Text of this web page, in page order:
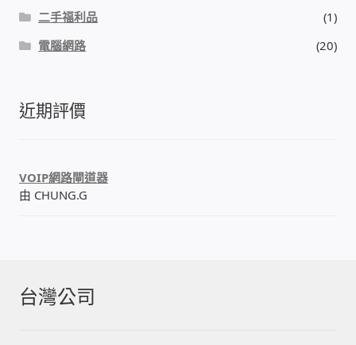
二手福利品
(1)
電腦網路
(20)
近期評價
VOIP網路閘道器
由 CHUNG.G
台灣公司